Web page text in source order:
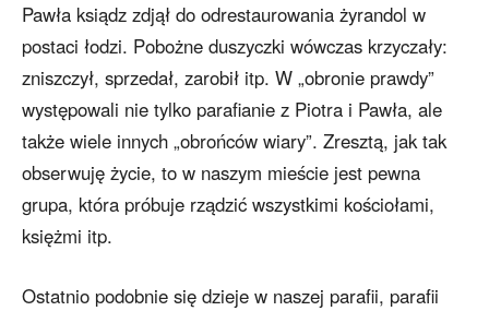
Pawła ksiądz zdjął do odrestaurowania żyrandol w
postaci łodzi. Pobożne duszyczki wówczas krzyczały:
zniszczył, sprzedał, zarobił itp. W „obronie prawdy”
występowali nie tylko parafianie z Piotra i Pawła, ale
także wiele innych „obrońców wiary”. Zresztą, jak tak
obserwuję życie, to w naszym mieście jest pewna
grupa, która próbuje rządzić wszystkimi kościołami,
księżmi itp.
Ostatnio podobnie się dzieje w naszej parafii, parafii